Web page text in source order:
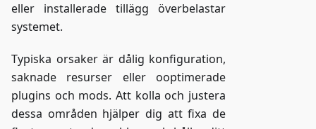
eller installerade tillägg överbelastar
systemet.
Typiska orsaker är dålig konfiguration,
saknade resurser eller ooptimerade
plugins och mods. Att kolla och justera
dessa områden hjälper dig att fixa de